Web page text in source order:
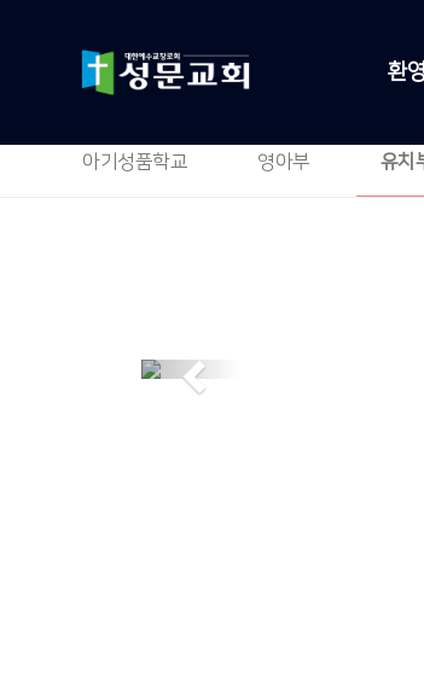
환
아기성품학교 영아부 유치
Previous